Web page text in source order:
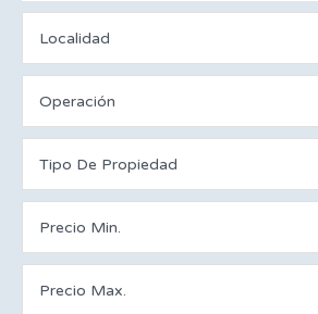
Localidad
Operación
Tipo De Propiedad
Precio Min.
Precio Max.